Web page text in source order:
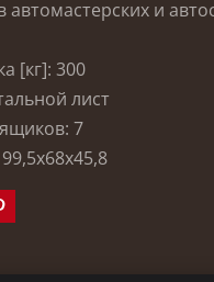
и
[кг]: 300
лист
7